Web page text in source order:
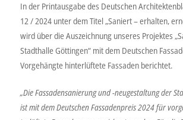
In der Printausgabe des Deutschen
12 / 2024 unter dem Titel „Saniert – erhalten,
wird über die Auszeichnung unseres Projektes
Stadthalle Göttingen“ mit dem Deutschen
Vorgehängte hinterlüftete Fassaden berichtet.
„Die Fassadensanierung und -neugestaltung der
ist mit dem Deutschen Fassadenpreis 2024 für